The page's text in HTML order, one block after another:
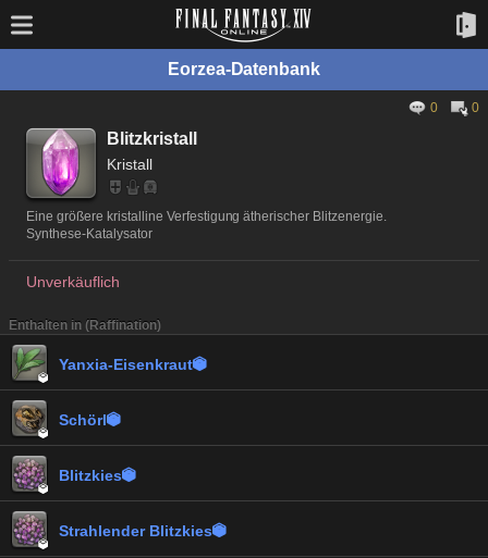
Eorzea-Datenbank
0 0
Blitzkristall
Kristall
Eine größere kristalline Verfestigung ätherischer Blitzenergie.
Synthese-Katalysator
Unverkäuflich
Enthalten in (Raffination)

Yanxia-Eisenkraut

Schörl

Blitzkies

Strahlender Blitzkies